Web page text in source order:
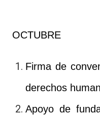
OCTUBRE
Firma de
derechos
Apoyo de